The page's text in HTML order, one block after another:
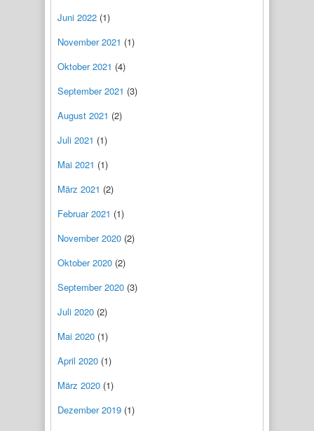
Juni 2022 (1)
November 2021 (1)
Oktober 2021 (4)
September 2021 (3)
August 2021 (2)
Juli 2021 (1)
Mai 2021 (1)
März 2021 (2)
Februar 2021 (1)
November 2020 (2)
Oktober 2020 (2)
September 2020 (3)
Juli 2020 (2)
Mai 2020 (1)
April 2020 (1)
März 2020 (1)
Dezember 2019 (1)